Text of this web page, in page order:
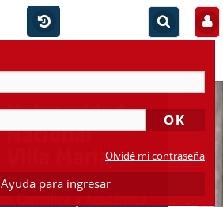
Olvidé mi contraseña
Ayuda para ingresar